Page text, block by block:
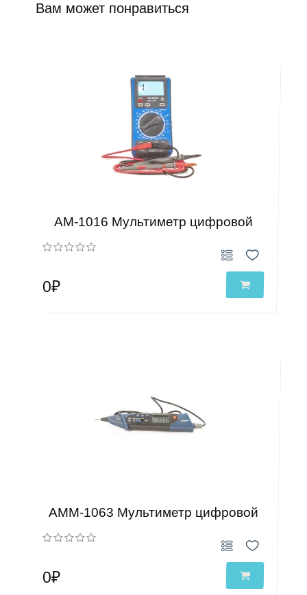
Вам может понравиться
АМ-1016 Мультиметр цифровой
0₽
АММ-1063 Мультиметр цифровой
0₽